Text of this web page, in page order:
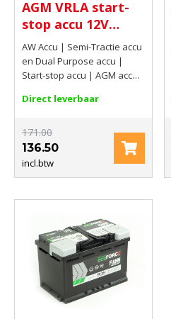
AGM VRLA start-
stop accu 12V
70Ah(20hrs) 760
AMP CCA EN
AW Accu | Semi-Tractie accu
en Dual Purpose accu |
Start-stop accu | AGM accu |
70Ah(20hrs) | 760 AMP CCA
Direct leverbaar
171.00
136.50
incl.btw